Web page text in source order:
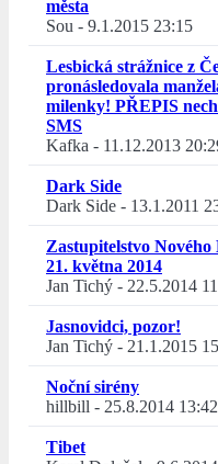
města
Sou - 9.1.2015 23:15
Lesbická strážnice z
pronásledovala
milenky! PŘEPIS
SMS
Kafka - 11.12.2013
Dark Side
Dark Side - 13.1.2011
Zastupitelstvo Nového
21. května 2014
Jan Tichý - 22.5.2014
Jasnovidci, pozor!
Jan Tichý - 21.1.2015
Noční sirény
hillbill - 25.8.2014 13:42
Tibet